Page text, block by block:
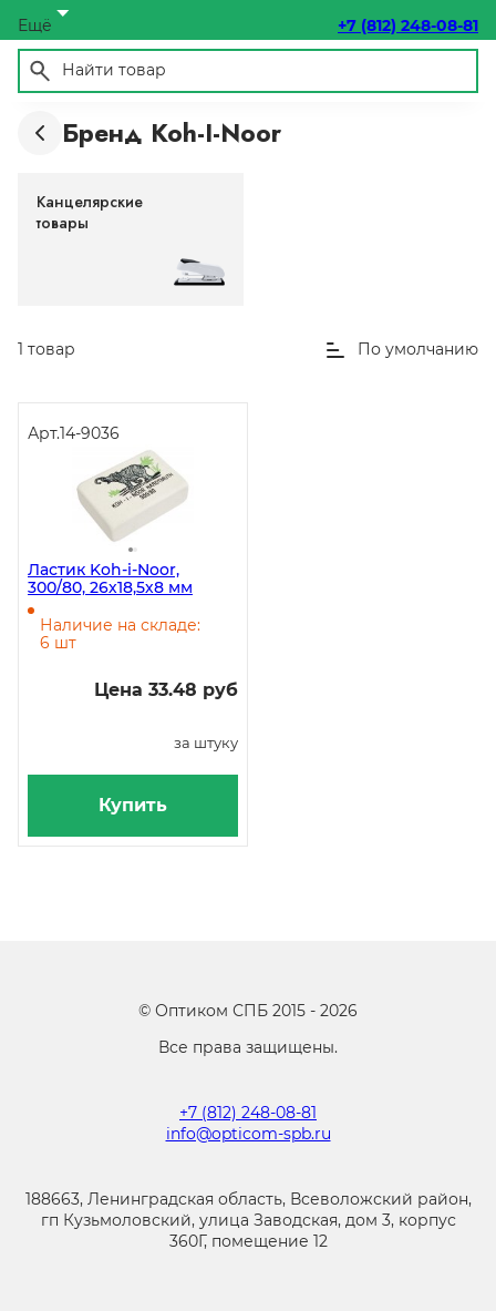
Ещё +7 (812) 248-08-81
Бренд Koh-I-Noor
Канцелярские
товары
1 товар По умолчанию
Арт.14-9036
Ластик Koh-i-Noor,
300/80, 26х18,5х8 мм
Наличие на складе:
6 шт
Цена 33.48 руб
за штуку
Купить
© Оптиком СПБ 2015 - 2026
Все права защищены.
+7 (812) 248-08-81
info@opticom-spb.ru
188663, Ленинградская область, Всеволожский район,
гп Кузьмоловский, улица Заводская, дом 3, корпус
360Г, помещение 12